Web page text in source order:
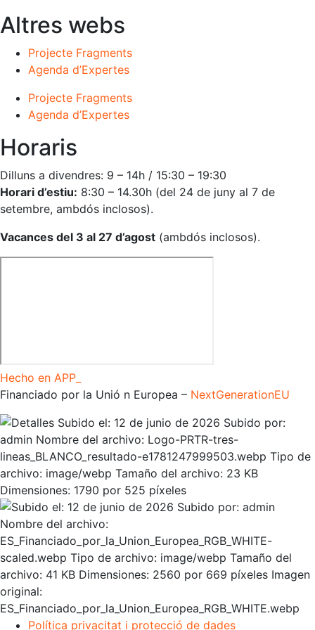
Altres webs
Projecte Fragments
Agenda d’Expertes
Projecte Fragments
Agenda d’Expertes
Horaris
Dilluns a divendres: 9 – 14h / 15:30 – 19:30
Horari d’estiu: 8:30 – 14.30h (del 24 de juny al 7 de
setembre, ambdós inclosos).
Vacances del 3 al 27 d’agost (ambdós inclosos).
Hecho en APP_
Financiado por la Unió n Europea – NextGenerationEU
Política privacitat i protecció de dades